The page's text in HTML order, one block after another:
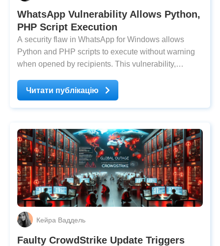
WhatsApp Vulnerability Allows Python,
PHP Script Execution
A security flaw in WhatsApp for Windows allows
Python and PHP scripts to execute without warning
when opened by recipients. This vulnerability,
could pose a risk to software developers,
Читати публікацію
Кейра Ваддель
Faulty CrowdStrike Update Triggers